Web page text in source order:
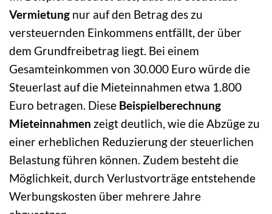
Vermietung nur auf den Betrag des zu
versteuernden Einkommens entfällt, der über
dem Grundfreibetrag liegt. Bei einem
Gesamteinkommen von 30.000 Euro würde die
Steuerlast auf die Mieteinnahmen etwa 1.800
Euro betragen. Diese Beispielberechnung
Mieteinnahmen zeigt deutlich, wie die Abzüge zu
einer erheblichen Reduzierung der steuerlichen
Belastung führen können. Zudem besteht die
Möglichkeit, durch Verlustvorträge entstehende
Werbungskosten über mehrere Jahre